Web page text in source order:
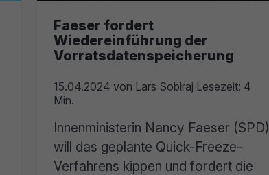
Faeser fordert
Wiedereinführung der
Vorratsdatenspeicherung
15.04.2024 von Lars Sobiraj Lesezeit: 4
Min.
Innenministerin Nancy Faeser (SPD)
will das geplante Quick-Freeze-
Verfahrens kippen und fordert die